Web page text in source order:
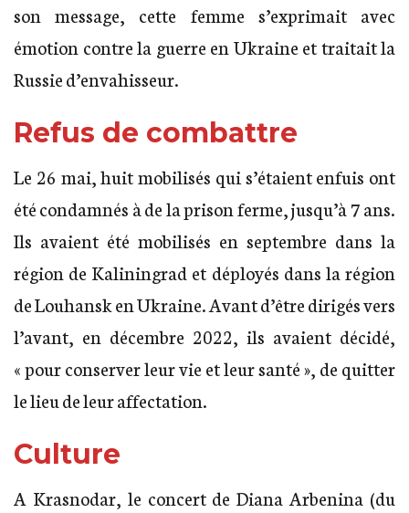
son message, cette femme s’exprimait avec
émotion contre la guerre en Ukraine et traitait la
Russie d’envahisseur.
Refus de combattre
Le 26 mai, huit mobilisés qui s’étaient enfuis ont
été condamnés à de la prison ferme, jusqu’à 7 ans.
Ils avaient été mobilisés en septembre dans la
région de Kaliningrad et déployés dans la région
de Louhansk en Ukraine. Avant d’être dirigés vers
l’avant, en décembre 2022, ils avaient décidé,
« pour conserver leur vie et leur santé », de quitter
le lieu de leur affectation.
Culture
A Krasnodar, le concert de Diana Arbenina (du